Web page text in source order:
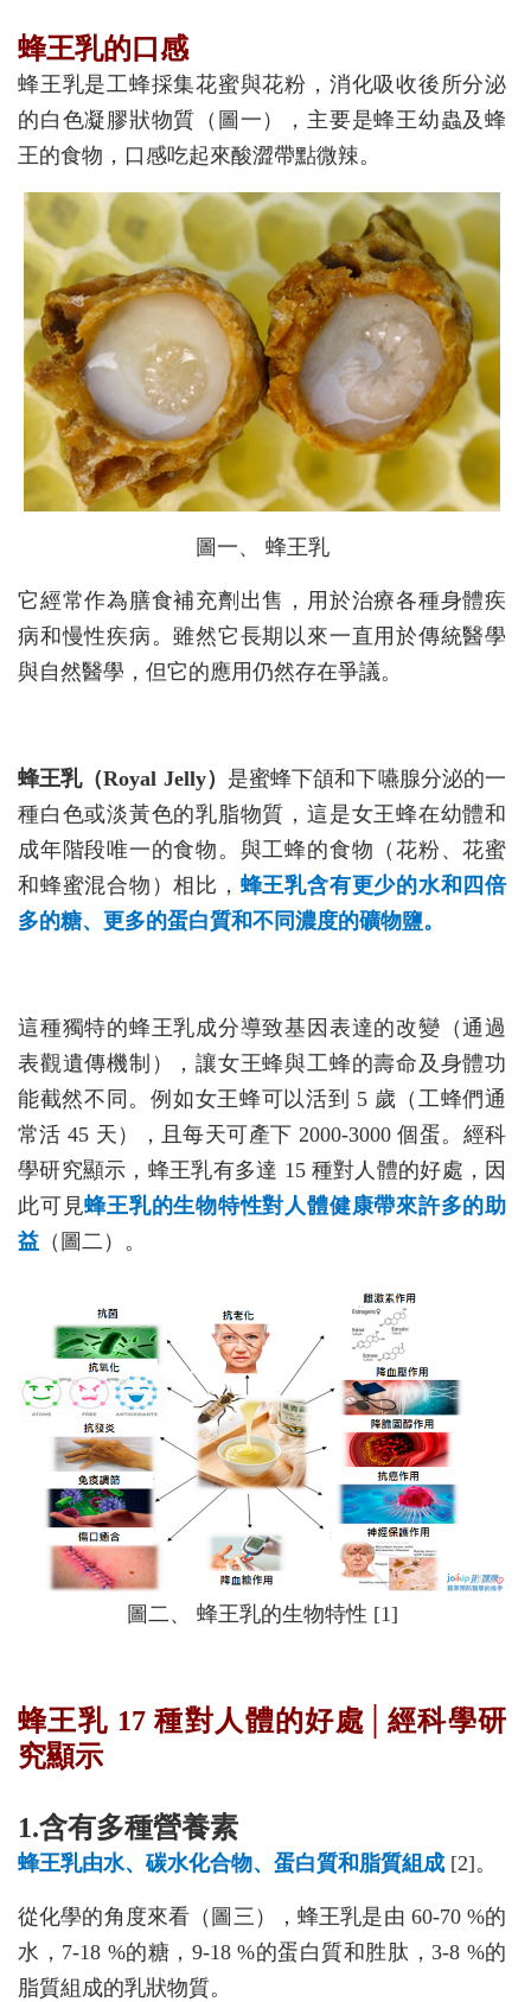
蜂王乳的口感
蜂王乳是工蜂採集花蜜與花粉，消化吸收後所分泌
的白色凝膠狀物質（圖一），主要是蜂王幼蟲及蜂
王的食物，口感吃起來酸澀帶點微辣。
圖一、 蜂王乳
它經常作為膳食補充劑出售，用於治療各種身體疾
病和慢性疾病。雖然它長期以來一直用於傳統醫學
與自然醫學，但它的應用仍然存在爭議。
蜂王乳（Royal Jelly） 是蜜蜂下頜和下嚥腺分泌的一
種白色或淡黃色的乳脂物質，這是女王蜂在幼體和
成年階段唯一的食物。與工蜂的食物（花粉、花蜜
和蜂蜜混合物）相比， 蜂王乳含有更少的水和四倍
多的糖、更多的蛋白質和不同濃度的礦物鹽。
這種獨特的蜂王乳成分導致基因表達的改變（通過
表觀遺傳機制），讓女王蜂與工蜂的壽命及身體功
能截然不同。例如女王蜂可以活到 5 歲（工蜂們通
常活 45 天），且每天可產下 2000-3000 個蛋。經科
學研究顯示，蜂王乳有多達 15 種對人體的好處，因
此可見蜂王乳的生物特性對人體健康帶來許多的助
益 （圖二）。
圖二、 蜂王乳的生物特性 [1]
蜂王乳 17 種對人體的好處│經科學研
究顯示
1.含有多種營養素
蜂王乳由水、碳水化合物、蛋白質和脂質組成 [2]。
從化學的角度來看（圖三），蜂王乳是由 60-70 %的
水，7-18 %的糖，9-18 %的蛋白質和胜肽，3-8 %的
脂質組成的乳狀物質。